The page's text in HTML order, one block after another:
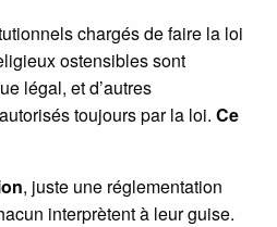
chargés de faire la loi
ostensibles sont
légal, et d’autres
toujours par la loi. Ce
, juste une réglementation
interprètent à leur guise.